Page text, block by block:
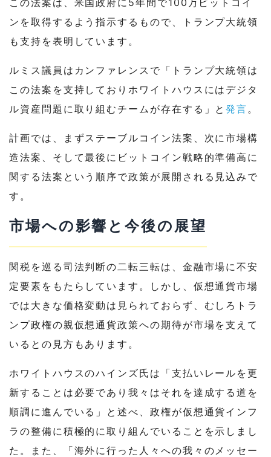
ンを取得するよう指示するもので、トランプ大統領
も支持を表明しています。
ルミス議員はカンファレンスで「トランプ大統領は
この法案を支持しておりホワイトハウスにはデジタ
ル資産問題に取り組むチームが存在する」と発言 。
計画では、まずステーブルコイン法案、次に市場構
造法案、そして最後にビットコイン戦略的準備高に
関する法案という順序で政策が展開される見込みで
す。
市場への影響と今後の展望
関税を巡る司法判断の二転三転は、金融市場に不安
定要素をもたらしています。しかし、仮想通貨市場
では大きな価格変動は見られておらず、むしろトラ
ンプ政権の親仮想通貨政策への期待が市場を支えて
いるとの見方もあります。
ホワイトハウスのハインズ氏は「支払いレールを更
新することは必要であり我々はそれを達成する道を
順調に進んでいる」と述べ、政権が仮想通貨インフ
ラの整備に積極的に取り組んでいることを示しまし
た。また、「海外に行った人々への我々のメッセー